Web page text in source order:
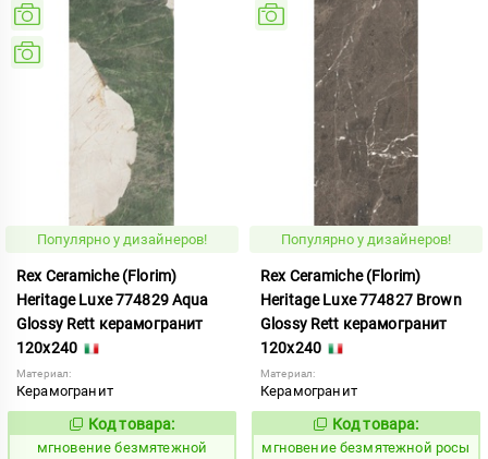
Популярно у дизайнеров!
Rex Ceramiche (Florim)
Heritage Luxe 774829 Aqua
Glossy Rett керамогранит
120x240
Материал:
Керамогранит
938078
Код товара:
мгновение безмятежной
Популярно у дизайнеров!
Rex Ceramiche (Florim)
Heritage Luxe 774827 Brown
Glossy Rett керамогранит
120x240
Материал:
Керамогранит
938082
Код товара:
мгновение безмятежной росы